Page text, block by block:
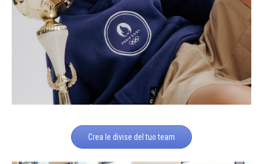
Crea le divise del tuo team